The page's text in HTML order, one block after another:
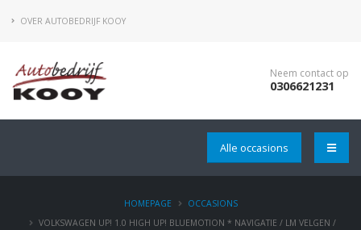
OVER AUTOBEDRIJF KOOY
Neem contact op
0306621231
Alle occasions
HOMEPAGE
OCCASIONS
VOLKSWAGEN UP! 1.0 HIGH UP! BLUEMOTION * NAVIGATIE / LM VELGEN /